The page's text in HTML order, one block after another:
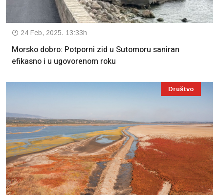
24 Feb, 2025. 13:33h
Morsko dobro: Potporni zid u Sutomoru saniran
efikasno i u ugovorenom roku
Društvo